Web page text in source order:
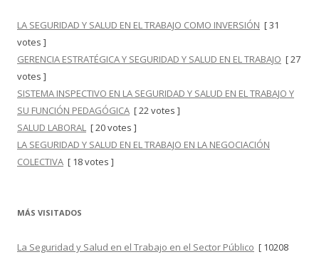
LA SEGURIDAD Y SALUD EN EL TRABAJO COMO INVERSIÓN [ 31
votes ]
GERENCIA ESTRATÉGICA Y SEGURIDAD Y SALUD EN EL TRABAJO [ 27
votes ]
SISTEMA INSPECTIVO EN LA SEGURIDAD Y SALUD EN EL TRABAJO Y
SU FUNCIÓN PEDAGÓGICA [ 22 votes ]
SALUD LABORAL [ 20 votes ]
LA SEGURIDAD Y SALUD EN EL TRABAJO EN LA NEGOCIACIÓN
COLECTIVA [ 18 votes ]
MÁS VISITADOS
La Seguridad y Salud en el Trabajo en el Sector Público [ 10208